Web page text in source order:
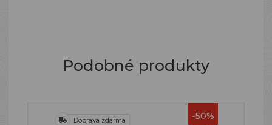
Podobné produkty
-50%
Doprava zdarma